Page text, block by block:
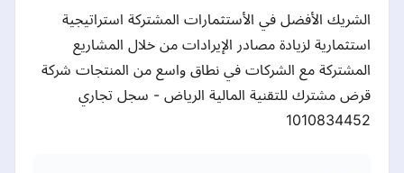
الشريك الأفضل في الأستثمارات المشتركة استراتيجية
استثمارية لزيادة مصادر الإيرادات من خلال المشاريع
المشتركة مع الشركات في نطاق واسع من المنتجات شركة
قرض مشترك للتقنية المالية الرياض - سجل تجاري
1010834452